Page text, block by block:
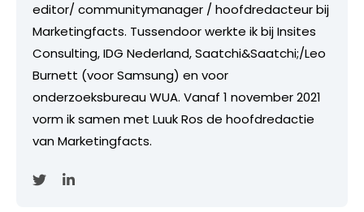
editor/ communitymanager / hoofdredacteur bij
Marketingfacts. Tussendoor werkte ik bij Insites
Consulting, IDG Nederland, Saatchi&Saatchi;/Leo
Burnett (voor Samsung) en voor
onderzoeksbureau WUA. Vanaf 1 november 2021
vorm ik samen met Luuk Ros de hoofdredactie
van Marketingfacts.